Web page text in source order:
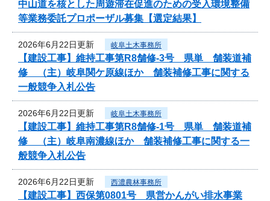
中山道を核とした周遊滞在促進のための受入環境整備
等業務委託プロポーザル募集【選定結果】
2026年6月22日更新 岐阜土木事務所
【建設工事】維持工事第R8舗修-3号 県単 舗装道補
修 （主）岐阜関ケ原線ほか 舗装補修工事に関する
一般競争入札公告
2026年6月22日更新 岐阜土木事務所
【建設工事】維持工事第R8舗修-1号 県単 舗装道補
修 （主）岐阜南濃線ほか 舗装補修工事に関する一
般競争入札公告
2026年6月22日更新 西濃農林事務所
【建設工事】西保第0801号 県営かんがい排水事業